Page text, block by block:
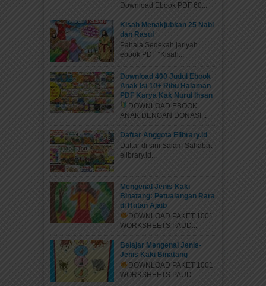
Download Ebook PDF 60...
Kisah Menakjubkan 25 Nabi
dan Rasul
Pahala Sedekah jariyah
ebook PDF “Kisah...
Download 400 Judul Ebook
Anak Isi 10+ Ribu Halaman
PDF Karya Kak Nurul Ihsan
DOWNLOAD EBOOK
ANAK DENGAN DONASI...
Daftar Anggota Elibrary.id
Daftar di sini Salam Sahabat
elibrary.id...
Mengenal Jenis Kaki
Binatang: Petualangan Rara
di Hutan Ajaib
DOWNLOAD PAKET 1001
WORKSHEETS PAUD...
Belajar Mengenal Jenis-
Jenis Kaki Binatang
DOWNLOAD PAKET 1001
WORKSHEETS PAUD...